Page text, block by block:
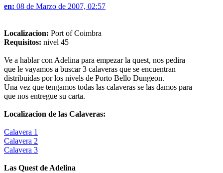
en: 08 de Marzo de 2007, 02:57
Localizacion: Port of Coimbra
Requisitos: nivel 45
Ve a hablar con Adelina para empezar la quest, nos pedira
que le vayamos a buscar 3 calaveras que se encuentran
distribuidas por los nivels de Porto Bello Dungeon.
Una vez que tengamos todas las calaveras se las damos para
que nos entregue su carta.
Localizacion de las Calaveras:
Calavera 1
Calavera 2
Calavera 3
Las Quest de Adelina